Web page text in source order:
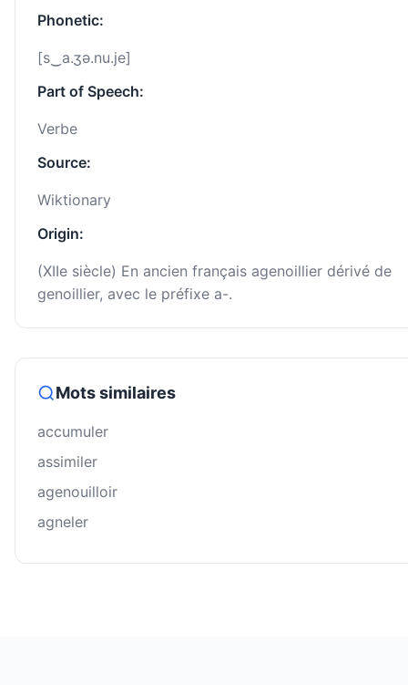
Phonetic:
[s‿a.ʒə.nu.je]
Part of Speech:
Verbe
Source:
Wiktionary
Origin:
(XIIe siècle) En ancien français agenoillier dérivé de
genoillier, avec le préfixe a-.
Mots similaires
accumuler
assimiler
agenouilloir
agneler